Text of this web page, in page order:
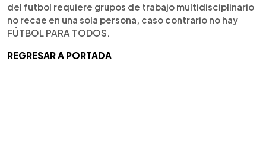
del futbol requiere grupos de trabajo multidisciplinario
no recae en una sola persona, caso contrario no hay
FÚTBOL PARA TODOS.
REGRESAR A PORTADA